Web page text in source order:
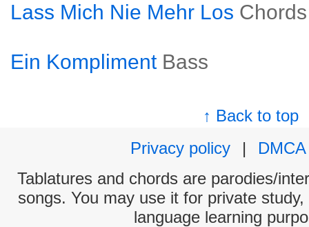
Lass Mich Nie Mehr Los Chords
Ein Kompliment Bass
↑ Back to top
Privacy policy
|
DMCA
Tablatures and chords are parodies/
songs. You may use it for private
language learning